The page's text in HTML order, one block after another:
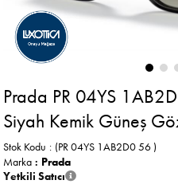
Prada PR 04YS
Siyah Kemik Güneş
(PR 04YS 1AB2D0 56 )
Stok Kodu
Marka : Prada
Yetkili Satıcı